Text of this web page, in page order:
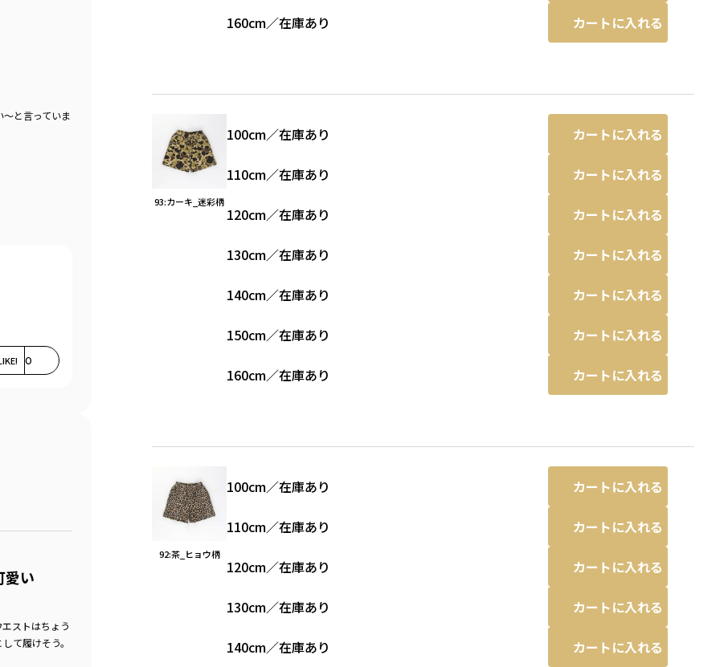
と言っていま
0
愛い
ストはちょう
て履けそう。
160cm／在庫あり カートに入れる
93:カーキ_迷彩柄
100cm／在庫あり カートに入れる
110cm／在庫あり カートに入れる
120cm／在庫あり カートに入れる
130cm／在庫あり カートに入れる
140cm／在庫あり カートに入れる
150cm／在庫あり カートに入れる
160cm／在庫あり カートに入れる
92:茶_ヒョウ柄
100cm／在庫あり カートに入れる
110cm／在庫あり カートに入れる
120cm／在庫あり カートに入れる
130cm／在庫あり カートに入れる
140cm／在庫あり カートに入れる